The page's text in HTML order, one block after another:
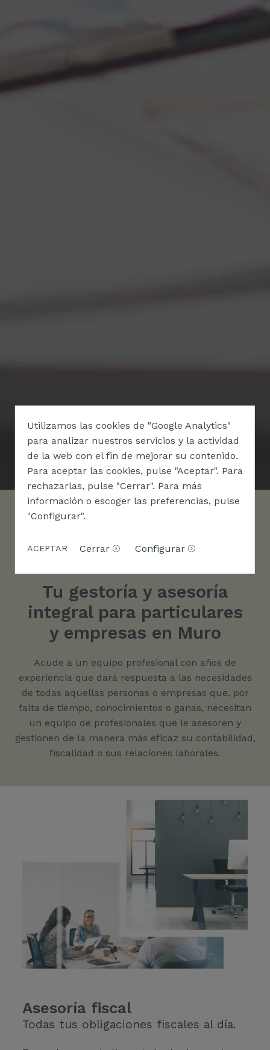
Tu gestoría y asesoría
integral para particulares
y empresas en Muro
Acude a un equipo profesional con años de
experiencia que dará respuesta a las necesidades
de todas aquellas personas o empresas que, por
falta de tiempo, conocimientos o ganas, necesitan
un equipo de profesionales que le asesoren y
gestionen de la manera más eficaz su contabilidad,
fiscalidad o sus relaciones laborales.
Asesoría fiscal
Todas tus obligaciones fiscales al día.
Utilizamos las cookies de "Google Analytics"
para analizar nuestros servicios y la actividad
de la web con el fin de mejorar su contenido.
Para aceptar las cookies, pulse "Aceptar". Para
rechazarlas, pulse "Cerrar". Para más
información o escoger las preferencias, pulse
"Configurar".
ACEPTAR Cerrar Configurar